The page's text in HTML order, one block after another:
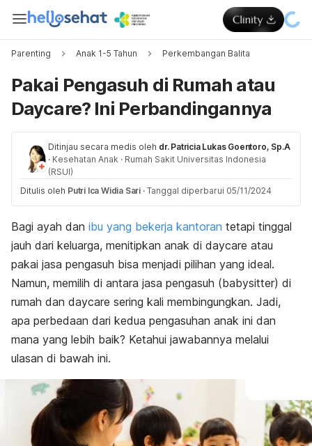
Parenting Anak 1-5 Tahun Perkembangan Balita
Pakai Pengasuh di Rumah atau
Daycare? Ini Perbandingannya
Ditinjau secara medis oleh dr. Patricia Lukas Goentoro, Sp.A
· Kesehatan Anak · Rumah Sakit Universitas Indonesia
(RSUI)
Ditulis oleh Putri Ica Widia Sari · Tanggal diperbarui 05/11/2024
Bagi ayah dan ibu yang bekerja kantoran tetapi tinggal
jauh dari keluarga, menitipkan anak di daycare atau
pakai jasa pengasuh bisa menjadi pilihan yang ideal.
Namun, memilih di antara jasa pengasuh (babysitter) di
rumah dan daycare sering kali membingungkan. Jadi,
apa perbedaan dari kedua pengasuhan anak ini dan
mana yang lebih baik? Ketahui jawabannya melalui
ulasan di bawah ini.